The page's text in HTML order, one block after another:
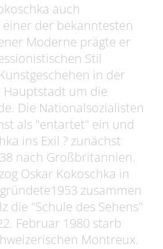
auch
der bekanntesten
Moderne prägte er
Stil
in der
um die
Die Nationalsozialisten
als "entartet" ein und
ins Exil ? zunächst
nach Großbritannien.
Oskar Kokoschka in
zusammen
die "Schule des Sehens"
Februar 1980 starb
Montreux.